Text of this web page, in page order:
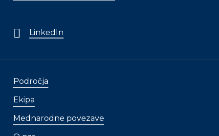
LinkedIn
Področja
Ekipa
Mednarodne povezave